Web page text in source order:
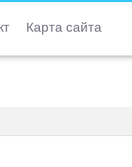
Карта сайта